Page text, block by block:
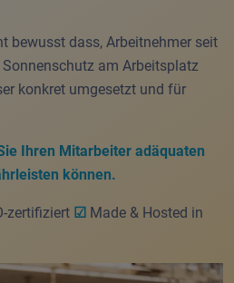
bewusst dass, Arbeitnehmer seit
am Arbeitsplatz
konkret umgesetzt und für
Ihren Mitarbeiter adäquaten
können.
zertifiziert ☑ Made & Hosted in